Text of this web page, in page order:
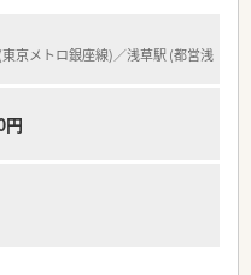
方
方
京メトロ銀座線)／浅草駅 (都営浅
円